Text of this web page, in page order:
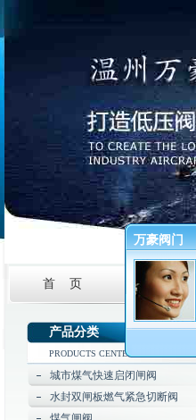
首 页 公司简介
产品分类
PRODUCTS CENTER
城市煤气快速启闭闸阀
水封双闸板燃气紧急切断阀
万豪阀门